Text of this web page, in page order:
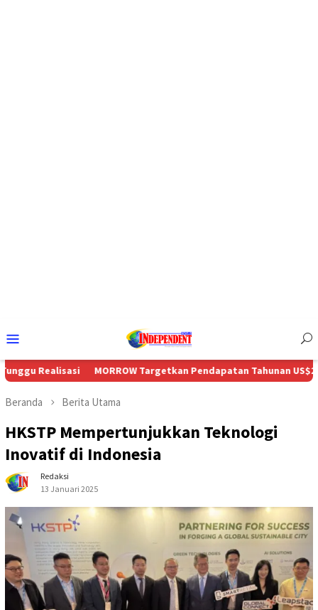
Mobile
MORROW Targetkan Pendapatan Tahunan US$230 Juta
Beranda Berita Utama
HKSTP Mempertunjukkan Teknologi
Inovatif di Indonesia
Redaksi
13 Januari 2025